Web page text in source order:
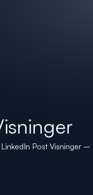
Post Visninger